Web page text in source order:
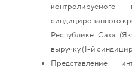
синдицированного
Республике Саха
выручку (1-й
Представление